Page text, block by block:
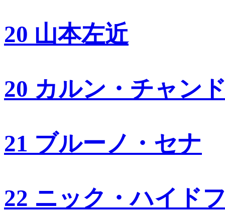
20 山本左近
20 カルン・チャン
21 ブルーノ・セナ
22 ニック・ハイド